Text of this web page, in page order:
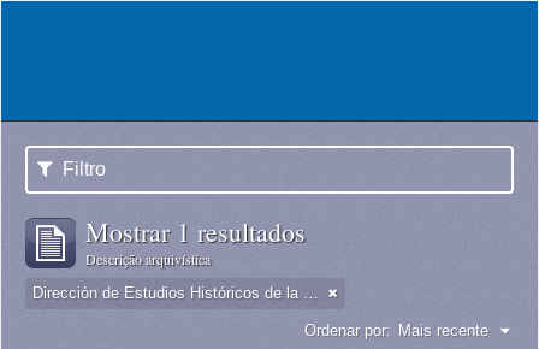
Filtro
Mostrar 1 resultados
Descrição arquivística
Dirección de Estudios Históricos de la Fuerza Aérea
Ordenar por: Mais recente